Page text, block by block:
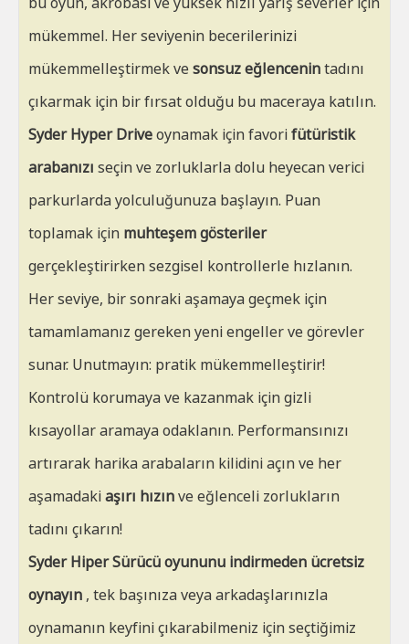
mükemmel. Her seviyenin becerilerinizi
mükemmelleştirmek ve sonsuz eğlencenintadını
çıkarmak için bir fırsat olduğu bu maceraya katılın.
Syder Hyper Driveoynamak için favorifütüristik
arabanızı seçin ve zorluklarla dolu heyecan verici
parkurlarda yolculuğunuza başlayın. Puan
toplamak için muhteşem gösteriler
gerçekleştirirken sezgisel kontrollerle hızlanın.
Her seviye, bir sonraki aşamaya geçmek için
tamamlamanız gereken yeni engeller ve görevler
sunar. Unutmayın: pratik mükemmelleştirir!
Kontrolü korumaya ve kazanmak için gizli
kısayollar aramaya odaklanın. Performansınızı
artırarak harika arabaların kilidini açın ve her
aşamadakiaşırı hızınve eğlenceli zorlukların
tadını çıkarın!
Syder Hiper Sürücü oyununu indirmeden ücretsiz
oynayın , tek başınıza veya arkadaşlarınızla
oynamanın keyfini çıkarabilmeniz için seçtiğimiz